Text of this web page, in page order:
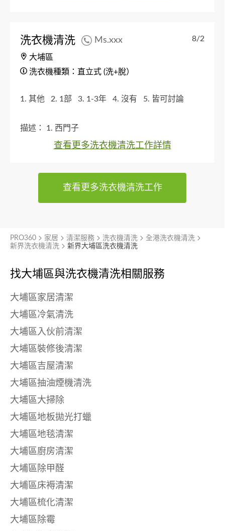
洗衣機清洗 Ms.xxx
大埔區
洗衣機種類：直立式 (洗+脫）
8/2
1. 其他 2. 1部 3. 1-3年 4. 沒有 5. 皆可討論
描述： 1. 西門子
查看更多洗衣機清洗工作詳情
查看更多洗衣機清洗工作
找大埔區與洗衣機清洗相關服務
大埔區家居清潔
大埔區冷氣清洗
大埔區入伙前清潔
大埔區裝修後清潔
大埔區吉屋清潔
大埔區抽油煙機清洗
大埔區大掃除
大埔區地板拋光打蠟
大埔區地毯清潔
大埔區廚房清潔
大埔區除甲醛
大埔區床褥清潔
大埔區梳化清潔
大埔區除霉
PRO360 家居 清潔服務 洗衣機清洗
全港洗衣機清洗
新界洗衣機清洗
新界大埔區洗衣機清洗